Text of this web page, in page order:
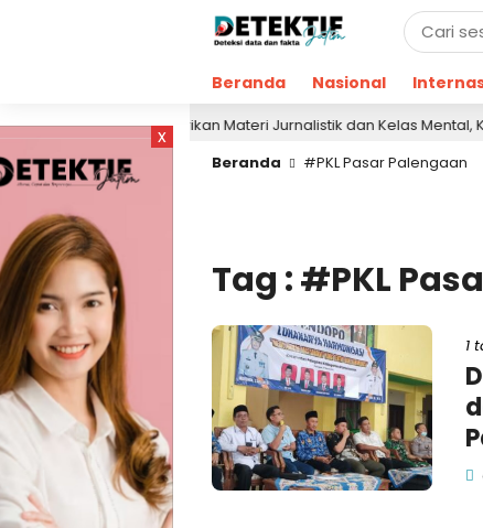
Beranda Nasional
x
7 jam lalu Berikan Materi Jurnalistik dan Kelas Mental, Ketua
Beranda
#PKL Pasar Palengaan
Tag : #PKL
1